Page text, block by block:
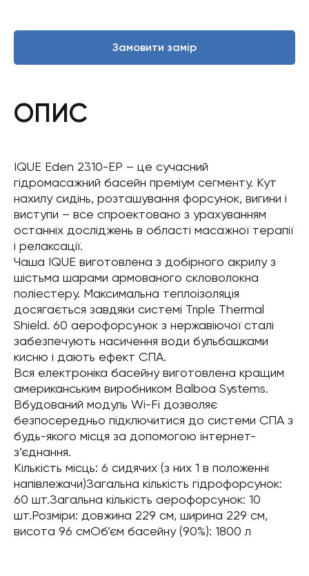
Замовити замір
ОПИС
IQUE Eden 2310-EP – це сучасний
гідромасажний басейн преміум сегменту. Кут
нахилу сидінь, розташування форсунок, вигини і
виступи – все спроектовано з урахуванням
останніх досліджень в області масажної терапії
і релаксації.
Чаша IQUE виготовлена ​​з добірного акрилу з
шістьма шарами армованого скловолокна
поліестеру. Максимальна теплоізоляція
досягається завдяки системі Triple Thermal
Shield. 60 аерофорсунок з нержавіючої сталі
забезпечують насичення води бульбашками
кисню і дають ефект СПА.
Вся електроніка басейну виготовлена ​​кращим
американським виробником Balboa Systems.
Вбудований модуль Wi-Fi дозволяє
безпосередньо підключитися до системи СПА з
будь-якого місця за допомогою інтернет-
з’єднання.
Кількість місць: 6 сидячих (з них 1 в положенні
напівлежачи)Загальна кількість гідрофорсунок:
60 шт.Загальна кількість аерофорсунок: 10
шт.Розміри: довжина 229 см, ширина 229 см,
висота 96 смОб’єм басейну (90%): 1800 л